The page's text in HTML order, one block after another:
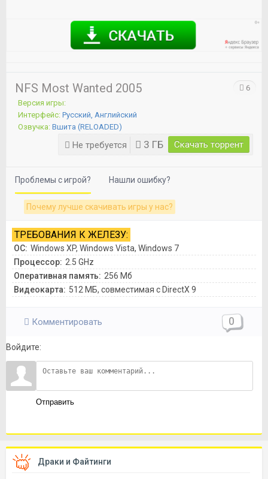
NFS Most Wanted 2005
Версия игры:
Интерфейс: Русский, Английский
Озвучка: Вшита (RELOADED)
Не требуется 3 ГБ Скачать торрент
6
Проблемы с игрой? Нашли ошибку?
Почему лучше скачивать игры у нас?
ТРЕБОВАНИЯ К ЖЕЛЕЗУ:
ОС: Windows XP, Windows Vista, Windows 7
Процессор: 2.5 GHz
Оперативная память: 256 Мб
Видеокарта: 512 МБ, совместимая с DirectX 9
Комментировать 0
Войдите:
Отправить
Драки и Файтинги